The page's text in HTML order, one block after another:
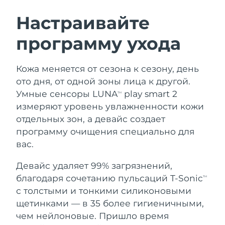
Настраивайте
программу ухода
Кожа меняется от сезона к сезону, день
ото дня, от одной зоны лица к другой.
Умные сенсоры LUNATM
play smart 2
измеряют уровень увлажненности кожи
отдельных зон, а девайс создает
программу очищения специально для
вас.
Девайс удаляет 99% загрязнений,
благодаря сочетанию пульсаций T-SonicTM
с толстыми и тонкими силиконовыми
щетинками — в 35 более гигиеничными,
чем нейлоновые. Пришло время
LUNA™ 4 набор
Anti-aging massage
LUNA™ 4 Plus
LUNA™ 4 Men
For men, anti-aging massage
BEAR™ 2 набор
Microcurrent toning
BEAR™ 2 go
BEAR™ 2 eyes & lips
Microcurrent line smoothing device
Увлажнение
UFO™ 3 набор
UFO™ 3 LED
Near-infrared and red light therapy
device
Забота о полости рта
issa™ 4
issa™ 4 plus
Smart hybrid silicone sonic toothbrush
Омоложение LED-процедуры
NEW
Австралия
Ожидаемая дата доставки
12.08.2026
Ожидаемая дата доставки
09.08.2026
Бахрейн
Ожидаемая дата доставки
10.08.2026
Бельгия
Ожидаемая дата доставки
Бермудские о-ва
Ожидаемая дата доставки
Босния и
Герцеговина
Ожидаемая дата доставки
12.08.2026